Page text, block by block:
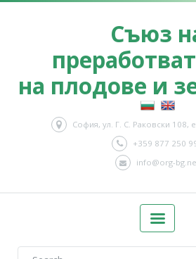
Съюз
на плодове и
София, ул. Г. С. Раковски 108,
+359 877 250
info@org-